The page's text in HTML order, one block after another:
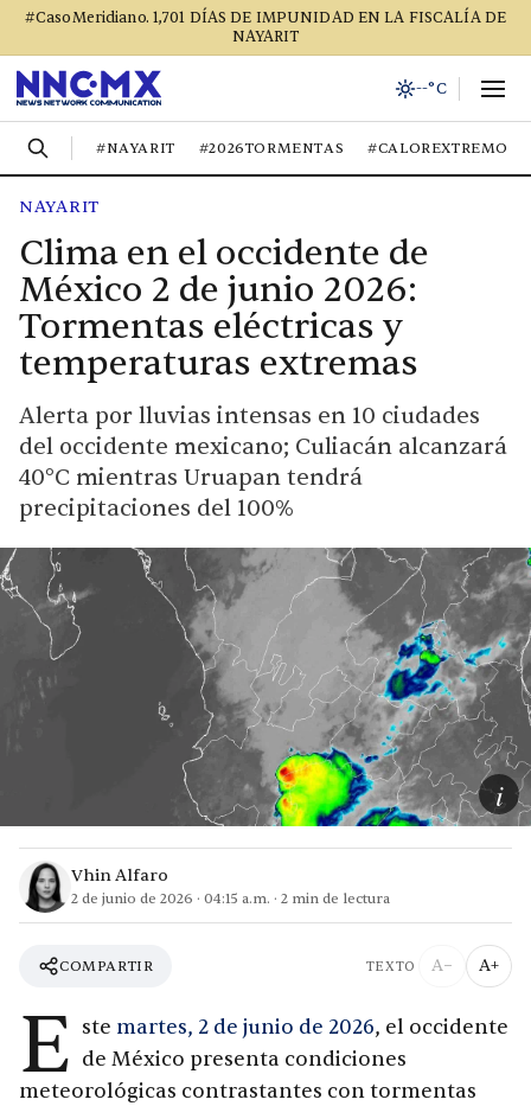
#CasoMeridiano. 1,701 DÍAS DE IMPUNIDAD EN LA FISCALÍA DE
NAYARIT
--°C
#NAYARIT #2026TORMENTAS #CALOREXTREMO
NAYARIT
Clima en el occidente de
México 2 de junio 2026:
Tormentas eléctricas y
temperaturas extremas
Alerta por lluvias intensas en 10 ciudades
del occidente mexicano; Culiacán alcanzará
40°C mientras Uruapan tendrá
precipitaciones del 100%
i
Vhin Alfaro
2 de junio de 2026 · 04:15 a.m. · 2 min de lectura
COMPARTIR TEXTO A− A+
E ste martes, 2 de junio de 2026, el occidente
de México presenta condiciones
meteorológicas contrastantes con tormentas